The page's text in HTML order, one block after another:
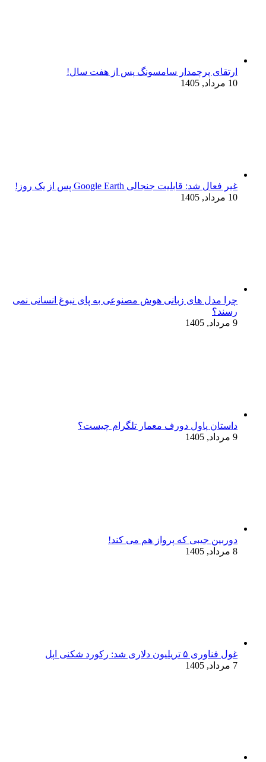
ارتقای پرچمدار سامسونگ پس از هفت سال!
10 مرداد, 1405
غیر فعال شد: قابلیت جنجالی Google Earth پس از یک روز!
10 مرداد, 1405
چرا مدل‌ های زبانی هوش مصنوعی به پای نبوغ انسانی نمی‌
رسند؟
9 مرداد, 1405
داستان پاول دورف معمار تلگرام چیست؟
9 مرداد, 1405
دوربین جیبی که پرواز هم می‌ کند!
8 مرداد, 1405
غول فناوری ۵ تریلیون دلاری شد: رکورد شکنی اپل
7 مرداد, 1405